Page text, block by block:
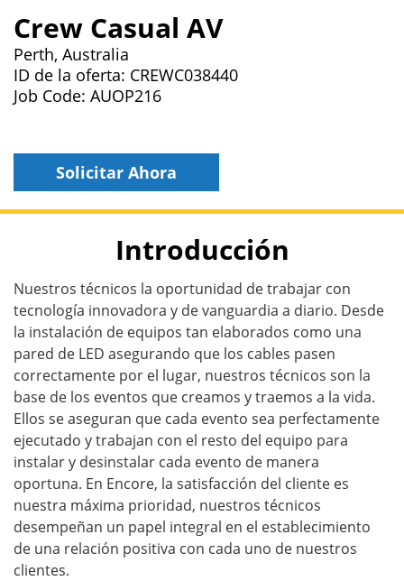
Crew Casual AV
Perth, Australia
ID de la oferta: CREWC038440
Job Code: AUOP216
Solicitar Ahora
Introducción
Nuestros técnicos la oportunidad de trabajar con
tecnología innovadora y de vanguardia a diario. Desde
la instalación de equipos tan elaborados como una
pared de LED asegurando que los cables pasen
correctamente por el lugar, nuestros técnicos son la
base de los eventos que creamos y traemos a la vida.
Ellos se aseguran que cada evento sea perfectamente
ejecutado y trabajan con el resto del equipo para
instalar y desinstalar cada evento de manera
oportuna. En Encore, la satisfacción del cliente es
nuestra máxima prioridad, nuestros técnicos
desempeñan un papel integral en el establecimiento
de una relación positiva con cada uno de nuestros
clientes.